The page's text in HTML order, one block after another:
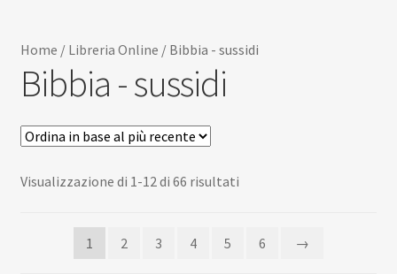
Riviste
Scuola
Contatti
Home / Libreria Online / Bibbia - sussidi
Bibbia - sussidi
Visualizzazione di 1-12 di 66 risultatiOrdina
1 2 3 4 5 6 →